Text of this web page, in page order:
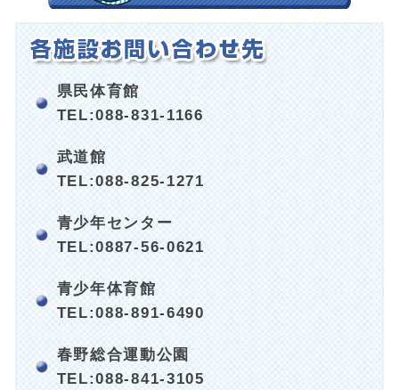
県民体育館
TEL:088-831-1166
武道館
TEL:088-825-1271
青少年センター
TEL:0887-56-0621
青少年体育館
TEL:088-891-6490
春野総合運動公園
TEL:088-841-3105